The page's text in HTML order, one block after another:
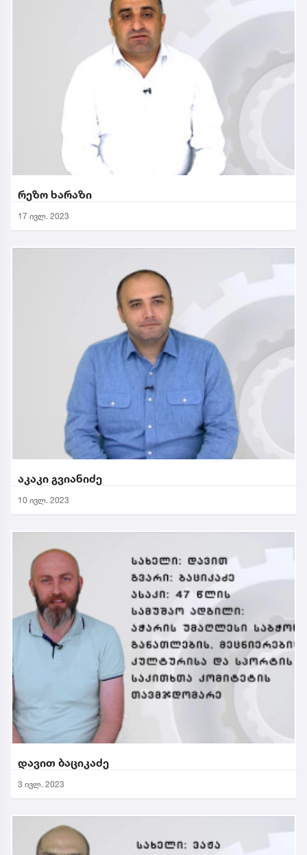
რეზო ხარაზი
17 ივლ. 2023
აკაკი გვიანიძე
10 ივლ. 2023
დავით ბაციკაძე
3 ივლ. 2023